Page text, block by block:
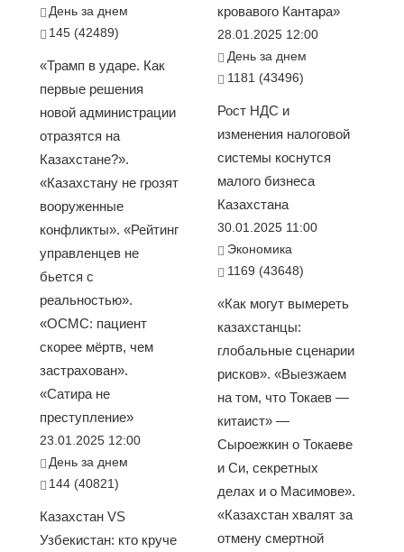
День за днем
145 (42489)
«Трамп в ударе. Как
первые решения
новой администрации
отразятся на
Казахстане?».
«Казахстану не грозят
вооруженные
конфликты». «Рейтинг
управленцев не
бьется с
реальностью».
«ОСМС: пациент
скорее мёртв, чем
застрахован».
«Сатира не
преступление»
23.01.2025 12:00
День за днем
144 (40821)
Казахстан VS
Узбекистан: кто круче
кровавого Кантара»
28.01.2025 12:00
День за днем
1181 (43496)
Рост НДС и
изменения налоговой
системы коснутся
малого бизнеса
Казахстана
30.01.2025 11:00
Экономика
1169 (43648)
«Как могут вымереть
казахстанцы:
глобальные сценарии
рисков». «Выезжаем
на том, что Токаев —
китаист» —
Сыроежкин о Токаеве
и Си, секретных
делах и о Масимове».
«Казахстан хвалят за
отмену смертной